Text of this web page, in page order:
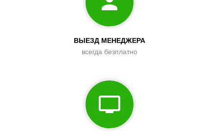
ВЫЕЗД МЕНЕДЖЕРА
всегда безплатно